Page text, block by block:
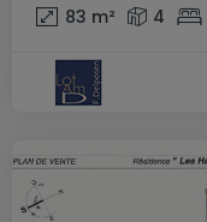
83 m² 4